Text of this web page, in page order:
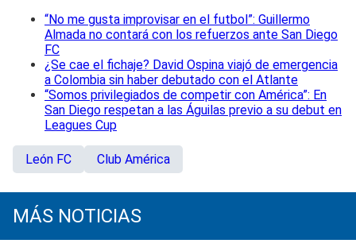
“No me gusta improvisar en el futbol”: Guillermo
Almada no contará con los refuerzos ante San Diego
FC
¿Se cae el fichaje? David Ospina viajó de emergencia
a Colombia sin haber debutado con el Atlante
“Somos privilegiados de competir con América”: En
San Diego respetan a las Águilas previo a su debut en
Leagues Cup
León FC Club América
MÁS NOTICIAS